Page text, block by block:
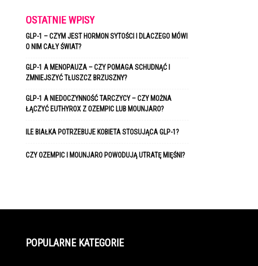
OSTATNIE WPISY
GLP-1 – CZYM JEST HORMON SYTOŚCI I DLACZEGO MÓWI
O NIM CAŁY ŚWIAT?
GLP-1 A MENOPAUZA – CZY POMAGA SCHUDNĄĆ I
ZMNIEJSZYĆ TŁUSZCZ BRZUSZNY?
GLP-1 A NIEDOCZYNNOŚĆ TARCZYCY – CZY MOŻNA
ŁĄCZYĆ EUTHYROX Z OZEMPIC LUB MOUNJARO?
ILE BIAŁKA POTRZEBUJE KOBIETA STOSUJĄCA GLP-1?
CZY OZEMPIC I MOUNJARO POWODUJĄ UTRATĘ MIĘŚNI?
POPULARNE KATEGORIE